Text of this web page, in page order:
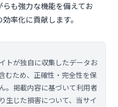
も強力な機能を備えてお
率化に貢献します。
トが独自に収集したデータお
むため、正確性・完全性を保
。掲載内容に基づいて利用者
生じた損害について、当サイ